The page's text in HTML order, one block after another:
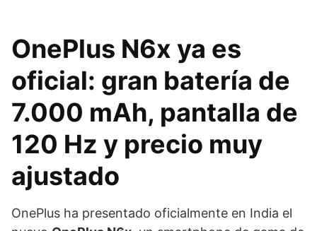
OnePlus N6x ya es
oficial: gran batería de
7.000 mAh, pantalla de
120 Hz y precio muy
ajustado
OnePlus ha presentado oficialmente en India el